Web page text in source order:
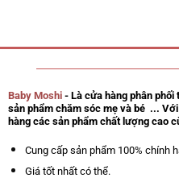
Baby Moshi- Là cửa hàng phân phối
sản phẩm chăm sóc mẹ và bé ...
hàng các sản phẩm chất lượng cao
Cung cấp sản phẩm 100% chính
Giá tốt nhất có thể.